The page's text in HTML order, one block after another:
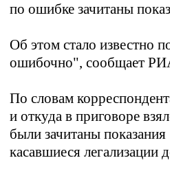
по ошибке зачитаны
Об этом стало известно
ошибочно", сообщает
По словам
и откуда в приговоре
были зачитаны
касавшиеся легализации